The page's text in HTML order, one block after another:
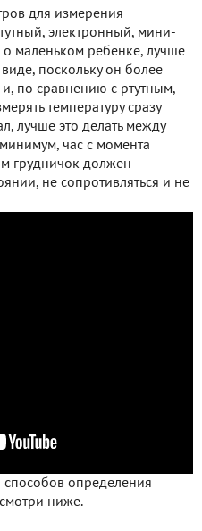
для измерения
электронный, мини-
маленьком ребенке, лучше
поскольку он более
по сравнению с ртутным,
температуру сразу
лучше это делать между
час с момента
грудничок должен
не сопротивляться и не
способов определения
ниже.